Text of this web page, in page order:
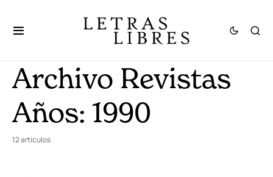
Archivo Revistas
Años: 1990
12 artículos